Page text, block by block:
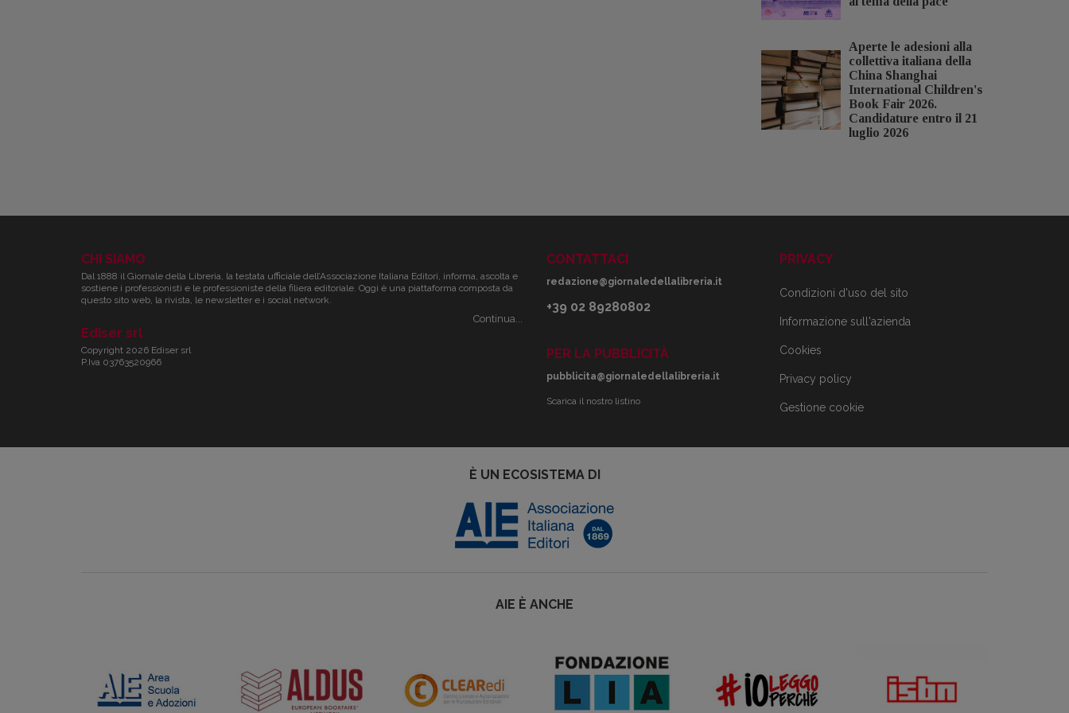
Aperte le adesioni alla
collettiva italiana della
China Shanghai
International Children's
Book Fair 2026.
Candidature entro il 21
luglio 2026
CHI SIAMO
Dal 1888 il Giornale della Libreria, la testata ufficiale dell’Associazione Italiana Editori, informa, ascolta e
sostiene i professionisti e le professioniste della filiera editoriale. Oggi è una piattaforma composta da
questo sito web, la rivista, le newsletter e i social network.
Continua...
Ediser srl
Copyright 2026 Ediser srl
P.Iva 03763520966
CONTATTACI
redazione@giornaledellalibreria.it
+39 02 89280802
PER LA PUBBLICITÀ
pubblicita@giornaledellalibreria.it
Scarica il nostro listino
PRIVACY
Condizioni d'uso del sito
Informazione sull'azienda
Cookies
Privacy policy
Gestione cookie
È UN ECOSISTEMA DI
AIE È ANCHE